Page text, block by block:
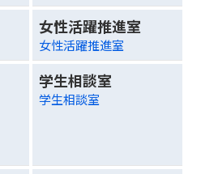
女性活躍推進室
女性活躍推進室
学生相談室
学生相談室